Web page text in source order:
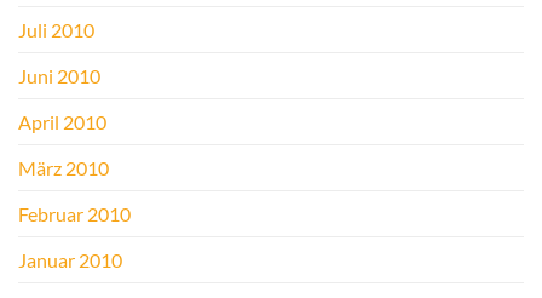
Juli 2010
Juni 2010
April 2010
März 2010
Februar 2010
Januar 2010